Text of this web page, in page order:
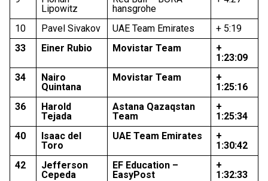
Lipowitz
hansgrohe
10 Pavel Sivakov UAE Team Emirates
+ 5:19
33
Einer Rubio Movistar Team
+
1:23:09
34
Nairo
Quintana
Movistar Team
+
1:25:16
36
Harold
Tejada
Astana Qazaqstan
Team
+
1:25:34
40
Isaac del
Toro
UAE Team Emirates
+
1:30:42
42
Jefferson
Cepeda
EF Education –
EasyPost
+
1:32:33